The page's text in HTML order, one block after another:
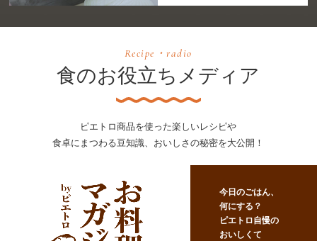
Recipe・radio
食のお役立ちメディア
ピエトロ商品を使った楽しいレシピや
食卓にまつわる豆知識、おいしさの秘密を大公開！
今日のごはん、
何にする？
ピエトロ自慢の
おいしくて